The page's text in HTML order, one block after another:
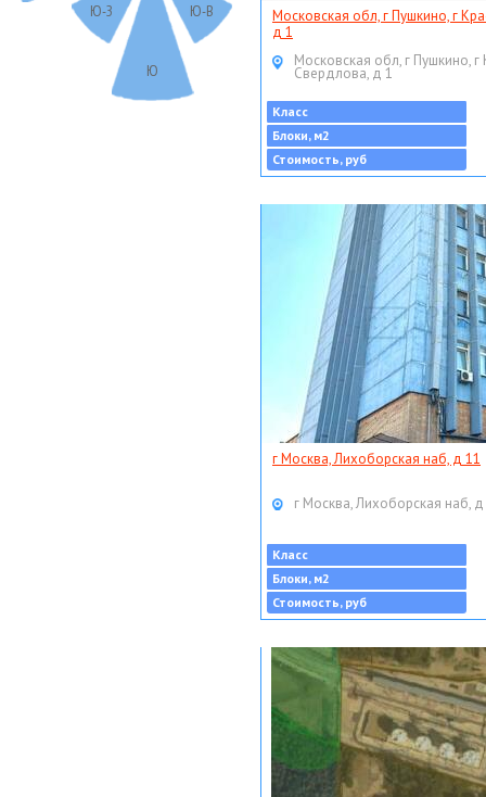
Ю-В
Ю
Ю-З
Московская обл, г Пушкино, г
д 1
Московская обл, г Пушкино, г
Свердлова, д 1
Класс
Блоки, м2
Стоимость, руб
г Москва, Лихоборская наб, д 11
г Москва, Лихоборская наб,
Класс
Блоки, м2
Стоимость, руб